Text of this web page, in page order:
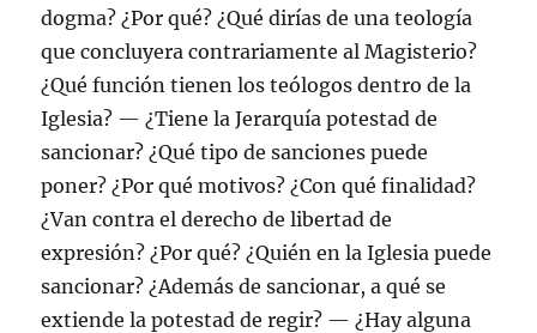
dogma? ¿Por qué? ¿Qué dirías de una teología
que concluyera contrariamente al Magisterio?
¿Qué función tienen los teólogos dentro de la
Iglesia? — ¿Tiene la Jerarquía potestad de
sancionar? ¿Qué tipo de sanciones puede
poner? ¿Por qué motivos? ¿Con qué finalidad?
¿Van contra el derecho de libertad de
expresión? ¿Por qué? ¿Quién en la Iglesia puede
sancionar? ¿Además de sancionar, a qué se
extiende la potestad de regir? — ¿Hay alguna